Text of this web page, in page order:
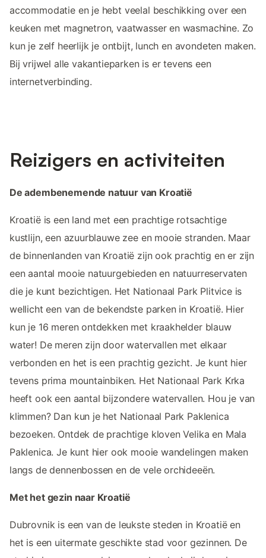
accommodatie en je hebt veelal beschikking over een
keuken met magnetron, vaatwasser en wasmachine. Zo
kun je zelf heerlijk je ontbijt, lunch en avondeten maken.
Bij vrijwel alle vakantieparken is er tevens een
internetverbinding.
Reizigers en activiteiten
De adembenemende natuur van Kroatië
Kroatië is een land met een prachtige rotsachtige
kustlijn, een azuurblauwe zee en mooie stranden. Maar
de binnenlanden van Kroatië zijn ook prachtig en er zijn
een aantal mooie natuurgebieden en natuurreservaten
die je kunt bezichtigen. Het Nationaal Park Plitvice is
wellicht een van de bekendste parken in Kroatië. Hier
kun je 16 meren ontdekken met kraakhelder blauw
water! De meren zijn door watervallen met elkaar
verbonden en het is een prachtig gezicht. Je kunt hier
tevens prima mountainbiken. Het Nationaal Park Krka
heeft ook een aantal bijzondere watervallen. Hou je van
klimmen? Dan kun je het Nationaal Park Paklenica
bezoeken. Ontdek de prachtige kloven Velika en Mala
Paklenica. Je kunt hier ook mooie wandelingen maken
langs de dennenbossen en de vele orchideeën.
Met het gezin naar Kroatië
Dubrovnik is een van de leukste steden in Kroatië en
het is een uitermate geschikte stad voor gezinnen. De